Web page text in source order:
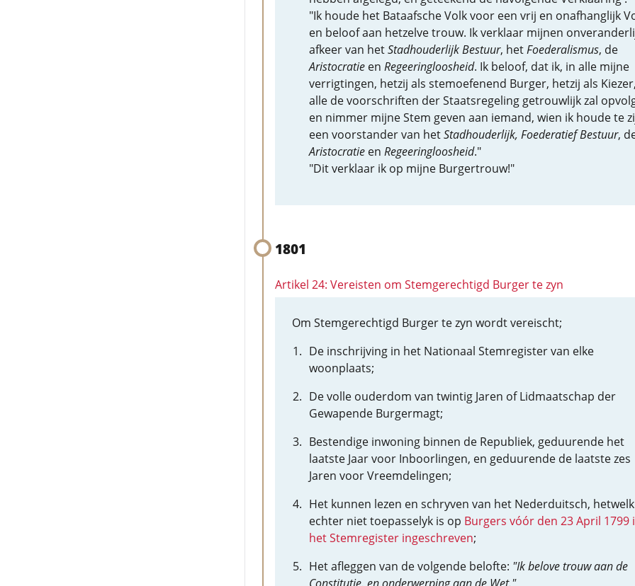
"Ik houde het Bataafsche Volk voor een vrij en onafhanglijk
en beloof aan hetzelve trouw. Ik verklaar mijnen
afkeer van hetStadhouderlijk Bestuur, hetFoederalismus, de
Aristocratieen Regeeringloosheid. Ik beloof, dat ik, in alle mijne
verrigtingen, hetzij als stemoefenend Burger, hetzij als
alle de voorschriften der Staatsregeling getrouwlijk zal
en nimmer mijne Stem geven aan iemand, wien ik houde te
een voorstander van hetStadhouderlijk, Foederatief Bestuur,
Aristocratieen Regeeringloosheid."
"Dit verklaar ik op mijne Burgertrouw!"
1801
Artikel 24: Vereisten om Stemgerechtigd Burger te zyn
Om Stemgerechtigd Burger te zyn wordt vereischt;
De inschrijving in het Nationaal Stemregister van elke
woonplaats;
De volle ouderdom van twintig Jaren of Lidmaatschap der
Gewapende Burgermagt;
Bestendige inwoning binnen de Republiek, geduurende het
laatste Jaar voor Inboorlingen, en geduurende de laatste zes
Jaren voor Vreemdelingen;
Het kunnen lezen en schryven van het Nederduitsch, hetwelk
echter niet toepasselyk is op Burgers vóór den 23 April 1799
het Stemregister ingeschreven;
Het afleggen van de volgende belofte: "Ik belove trouw aan de